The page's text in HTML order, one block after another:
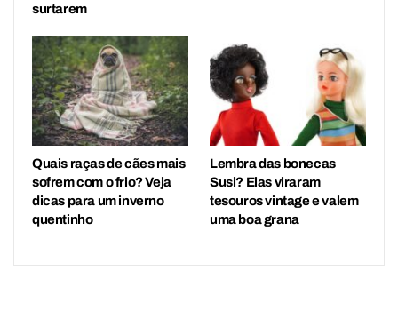
surtarem
Quais raças de cães mais
sofrem com o frio? Veja
dicas para um inverno
quentinho
Lembra das bonecas
Susi? Elas viraram
tesouros vintage e valem
uma boa grana